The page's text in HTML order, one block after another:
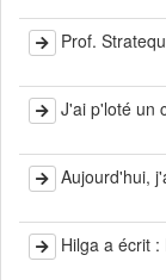
Prof.
J'ai p'loté un
Aujourd'hui,
Hilga a écrit